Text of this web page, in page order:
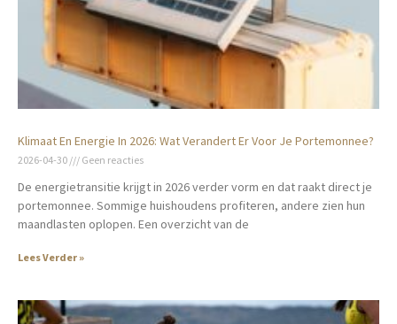
Klimaat En Energie In 2026: Wat Verandert Er Voor Je Portemonnee?
2026-04-30 Geen reacties
De energietransitie krijgt in 2026 verder vorm en dat raakt direct je
portemonnee. Sommige huishoudens profiteren, andere zien hun
maandlasten oplopen. Een overzicht van de
Lees Verder »